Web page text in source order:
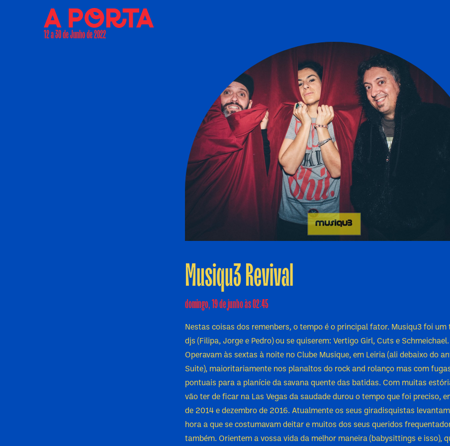
12 a 30 de Junho de 2022
Musiqu3 Revival
domingo, 19 de junho às 02:45
Nestas coisas dos remenbers, o tempo é o principal fator. Musiqu3 foi um
djs (Filipa, Jorge e Pedro) ou se quiserem: Vertigo Girl, Cuts e Schmeichael.
Operavam às sextas à noite no Clube Musique, em Leiria (ali debaixo do
Suite), maioritariamente nos planaltos do rock and rolanço mas com
pontuais para a planície da savana quente das batidas. Com muitas
vão ter de ficar na Las Vegas da saudade durou o tempo que foi preciso,
de 2014 e dezembro de 2016. Atualmente os seus giradisquistas
hora a que se costumavam deitar e muitos dos seus queridos
também. Orientem a vossa vida da melhor maneira (babysittings e isso),